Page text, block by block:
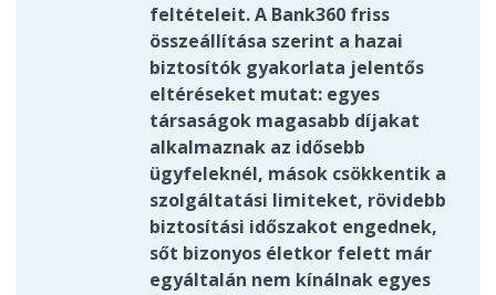
feltételeit. A Bank360 friss
összeállítása szerint a hazai
biztosítók gyakorlata jelentős
eltéréseket mutat: egyes
társaságok magasabb díjakat
alkalmaznak az idősebb
ügyfeleknél, mások csökkentik a
szolgáltatási limiteket, rövidebb
biztosítási időszakot engednek,
sőt bizonyos életkor felett már
egyáltalán nem kínálnak egyes